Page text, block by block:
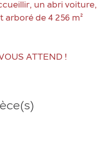
un abri voiture,
de 4 256 m²
ATTEND !